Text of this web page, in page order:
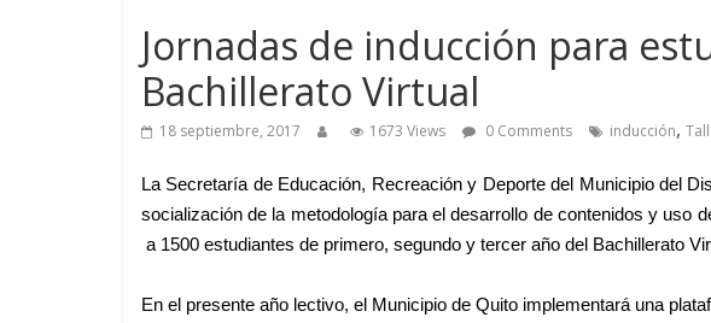
Jornadas de inducción para
Bachillerato Virtual
18 septiembre, 2017 1673 Views 0 Comments inducción,
La Secretaría de Educación, Recreación y Deporte del Municipio del
socialización de la metodología para el desarrollo de contenidos y uso
a 1500 estudiantes de primero, segundo y tercer año del Bachillerato
En el presente año lectivo, el Municipio de Quito implementará una